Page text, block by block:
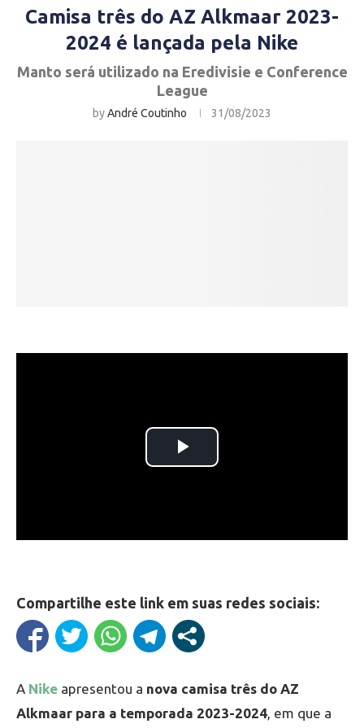
Camisa três do AZ Alkmaar 2023-
2024 é lançada pela Nike
Manto será utilizado na Eredivisie e Conference
League
byAndré Coutinho 31/08/2023
Compartilhe este link em suas redes sociais:
A Nike apresentou a nova camisa três do AZ
Alkmaar para a temporada 2023-2024, em que a